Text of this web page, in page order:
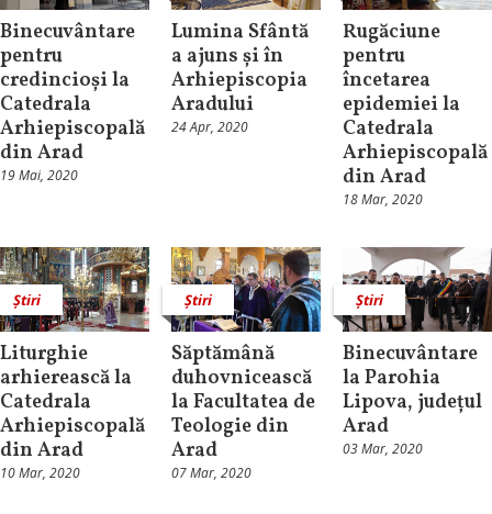
Binecuvântare
pentru
credincioși la
Catedrala
Arhiepiscopală
din Arad
19 Mai, 2020
Lumina Sfântă
a ajuns și în
Arhiepiscopia
Aradului
24 Apr, 2020
Rugăciune
pentru
încetarea
epidemiei la
Catedrala
Arhiepiscopală
din Arad
18 Mar, 2020
Știri
Liturghie
arhierească la
Catedrala
Arhiepiscopală
din Arad
10 Mar, 2020
Știri
Săptămână
duhovnicească
la Facultatea de
Teologie din
Arad
07 Mar, 2020
Știri
Binecuvântare
la Parohia
Lipova, județul
Arad
03 Mar, 2020